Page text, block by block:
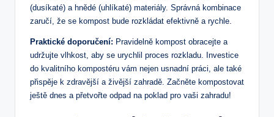
(dusíkaté) a hnědé (uhlíkaté) materiály. Správná kombinace
zaručí, že se kompost bude rozkládat efektivně a rychle.
Praktické doporučení: Pravidelně kompost obracejte a
udržujte vlhkost, aby se urychlil proces rozkladu. Investice
do‍ kvalitního kompostéru vám nejen usnadní práci, ale také
přispěje k zdravější a živější zahradě. ⁣Začněte kompostovat⁢
ještě dnes a přetvořte odpad na poklad pro vaši zahradu!